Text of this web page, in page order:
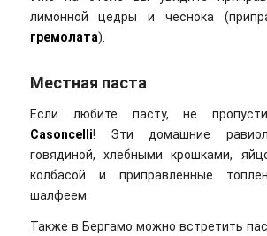
лимонной цедры и чеснока
гремолата).
Местная паста
Если любите пасту, не
Casoncelli! Эти домашние
говядиной, хлебными крошками,
колбасой и приправленные
шалфеем.
Также в Бергамо можно встретить